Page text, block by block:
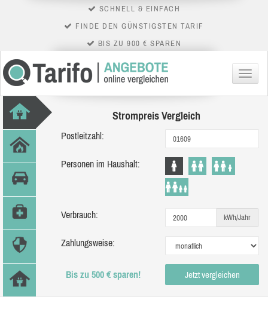
SCHNELL & EINFACH
FINDE DEN GÜNSTIGSTEN TARIF
BIS ZU 900 € SPAREN
Menü
Strompreis Vergleich
Postleitzahl:
Personen im Haushalt:
Verbrauch: kWh/Jahr
Zahlungsweise:
Bis zu 500 € sparen! Jetzt vergleichen